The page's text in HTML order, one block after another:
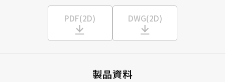
PDF(2D) DWG(2D)
製品資料